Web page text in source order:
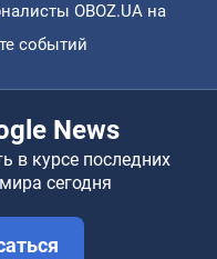
OBOZ.UA на
событий
News
в курсе последних
сегодня